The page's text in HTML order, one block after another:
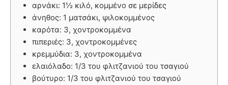
αρνάκι: 1½ κιλό, κομμένο σε μερίδες
άνηθος: 1 ματσάκι, ψιλοκομμένος
καρότα: 3, χοντροκομμένα
πιπεριές: 3, χοντροκομμένες
κρεμμύδια: 3, χοντροκομμένα
ελαιόλαδο: 1/3 του φλιτζανιού του τσαγιού
βούτυρο: 1/3 του φλιτζανιού του τσαγιού